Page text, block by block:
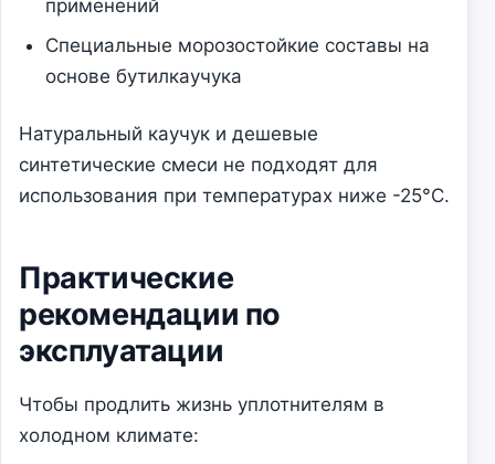
применений
Специальные морозостойкие составы на
основе бутилкаучука
Натуральный каучук и дешевые
синтетические смеси не подходят для
использования при температурах ниже -25°C.
Практические
рекомендации по
эксплуатации
Чтобы продлить жизнь уплотнителям в
холодном климате: